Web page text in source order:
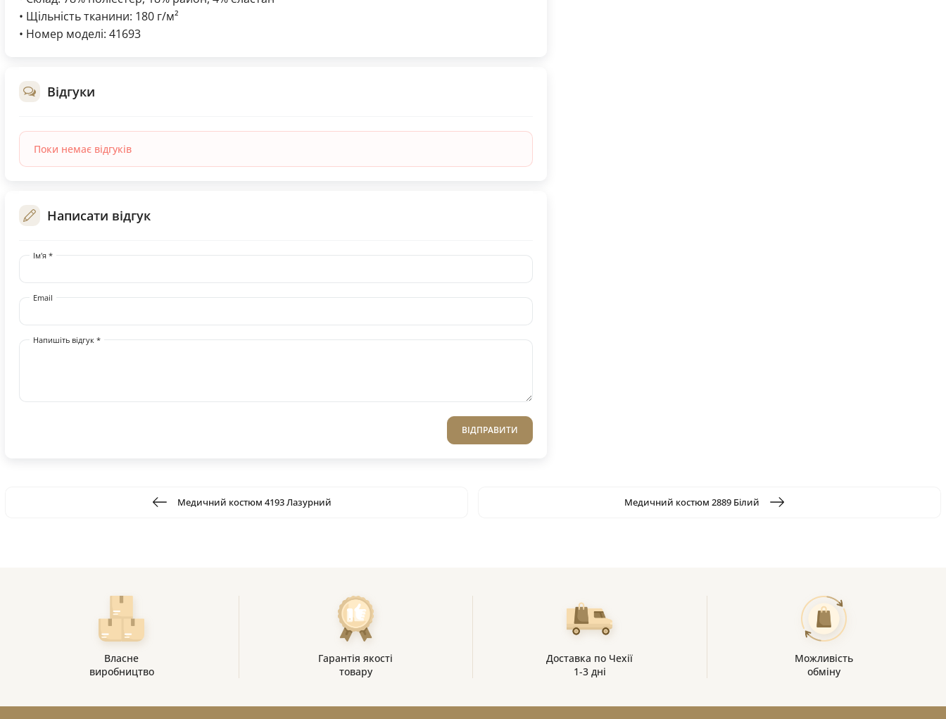
• Щільність тканини: 180 г/м²
• Номер моделі: 41693
Відгуки
Поки немає відгуків
Написати відгук
Ім'я *
Email
Напишіть відгук *
ВІДПРАВИТИ
Медичний костюм 4193 Лазурний Медичний костюм 2889 Білий
Власне
виробництво
Гарантія якості
товару
Доставка по Чехії
1-3 дні
Можливість
обміну